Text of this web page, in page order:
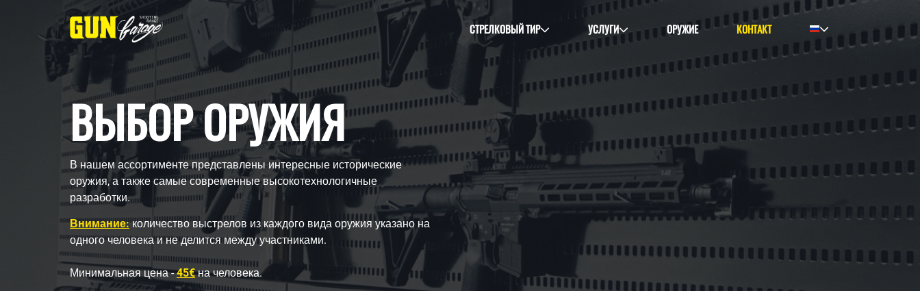
СТРЕЛКОВЫЙ ТИР УСЛУГИ ОРУЖИЕ КОНТАКТ
ВЫБОР ОРУЖИЯ
В нашем ассортименте представлены интересные исторические
оружия, а также самые современные высокотехнологичные
разработки.
Внимание:количество выстрелов из каждого вида оружия указано на
одного человека и не делится между участниками.
Минимальная цена -45€на человека.